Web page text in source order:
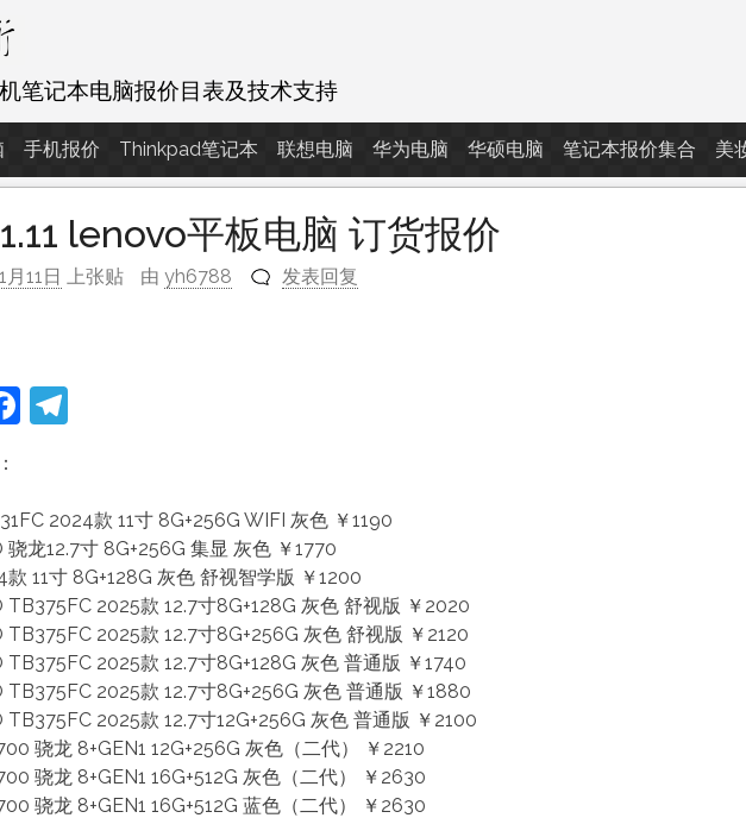
笔记本电脑报价目表及技术支持
手机报价 Thinkpad笔记本 联想电脑 华为电脑 华硕电脑 笔记本报价集合 美
lenovo平板电脑 订货报价
11日 上张贴 由yh6788 发表回复
Facebook
Telegram
2024款 11寸 8G+256G WIFI 灰色 ￥1190
骁龙12.7寸 8G+256G 集显 灰色 ￥1770
11寸 8G+128G 灰色 舒视智学版 ￥1200
TB375FC 2025款 12.7寸8G+128G 灰色 舒视版 ￥2020
TB375FC 2025款 12.7寸8G+256G 灰色 舒视版 ￥2120
TB375FC 2025款 12.7寸8G+128G 灰色 普通版 ￥1740
TB375FC 2025款 12.7寸8G+256G 灰色 普通版 ￥1880
TB375FC 2025款 12.7寸12G+256G 灰色 普通版 ￥2100
骁龙 8+GEN1 12G+256G 灰色（二代） ￥2210
骁龙 8+GEN1 16G+512G 灰色（二代） ￥2630
骁龙 8+GEN1 16G+512G 蓝色（二代） ￥2630